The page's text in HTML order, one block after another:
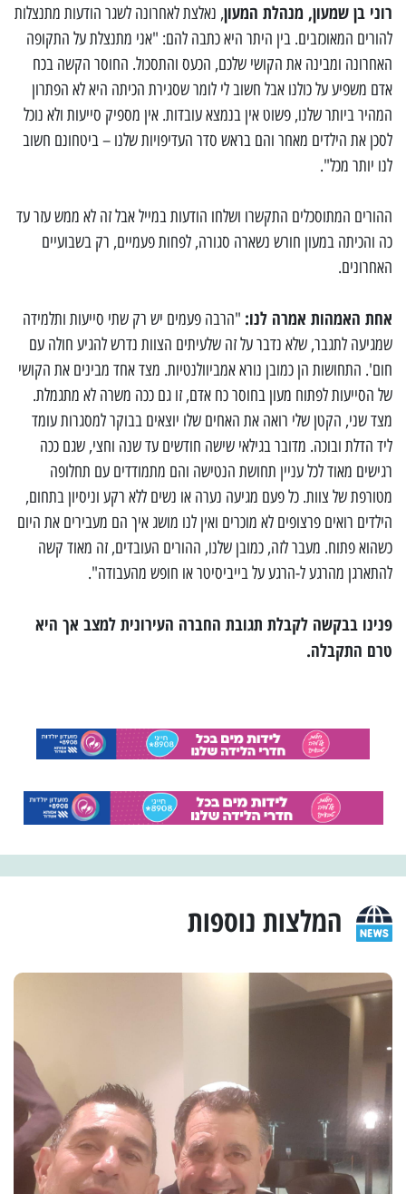
רוני בן שמעון, מנהלת המעון, נאלצת לאחרונה לשגר הודעות מתנצלות
להורים המאוכזבים. בין היתר היא כתבה להם: "אני מתנצלת על התקופה
האחרונה ומבינה את הקושי שלכם, הכעס והתסכול. החוסר הקשה בכח
אדם משפיע על כולנו אבל חשוב לי לומר שסגירת הכיתה היא לא הפתרון
המהיר ביותר שלנו, פשוט אין בנמצא עובדות. אין מספיק סייעות ולא נוכל
לסכן את הילדים מאחר והם בראש סדר העדיפויות שלנו – ביטחונם חשוב
לנו יותר מכל".
ההורים המתוסכלים התקשרו ושלחו הודעות במייל אבל זה לא ממש עזר עד
כה והכיתה במעון חורש נשארה סגורה, לפחות פעמיים, רק בשבועיים
האחרונים.
אחת האמהות אמרה לנו: "הרבה פעמים יש רק שתי סייעות ותלמידה
שמגיעה לתגבר, שלא נדבר על זה שלעיתים הצוות נדרש להגיע חולה עם
חום'. התחושות הן כמובן נורא אמביוולנטיות. מצד אחד מבינים את הקושי
של הסייעות לפתוח מעון בחוסר כח אדם, זו גם ככה משרה לא מתגמלת.
מצד שני, הקטן שלי רואה את האחים שלו יוצאים בבוקר למסגרות עומד
ליד הדלת ובוכה. מדובר בגילאי שישה חודשים עד שנה וחצי, שגם ככה
רגישים מאוד לכל עניין תחושת הנטישה והם מתמודדים עם תחלופה
מטורפת של צוות. כל פעם מגיעה נערה או נשים ללא רקע וניסיון בתחום,
הילדים רואים פרצופים לא מוכרים ואין לנו מושג איך הם מעבירים את היום
כשהוא פתוח. מעבר לזה, כמובן שלנו, ההורים העובדים, זה מאוד קשה
להתארגן מהרגע ל-הרגע על בייביסיטר או חופש מהעבודה".
פנינו בבקשה לקבלת תגובת החברה העירונית למצב אך היא
טרם התקבלה.
המלצות נוספות